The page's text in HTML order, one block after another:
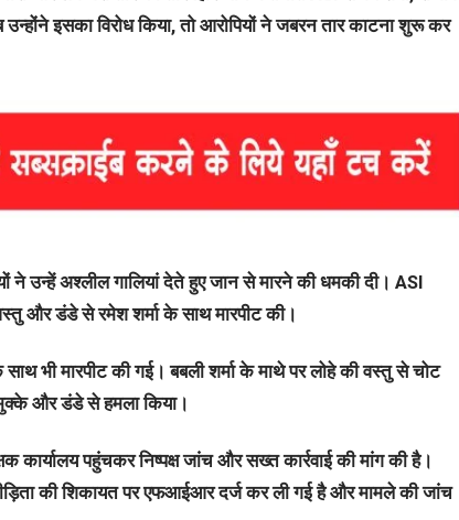
इसका विरोध किया, तो आरोपियों ने जबरन तार काटना शुरू कर
ने उन्हें अश्लील गालियां देते हुए जान से मारने की धमकी दी। ASI
और डंडे से रमेश शर्मा के साथ मारपीट की।
भी मारपीट की गई। बबली शर्मा के माथे पर लोहे की वस्तु से चोट
और डंडे से हमला किया।
कार्यालय पहुंचकर निष्पक्ष जांच और सख्त कार्रवाई की मांग की है।
पीड़िता की शिकायत पर एफआईआर दर्ज कर ली गई है और मामले की जांच